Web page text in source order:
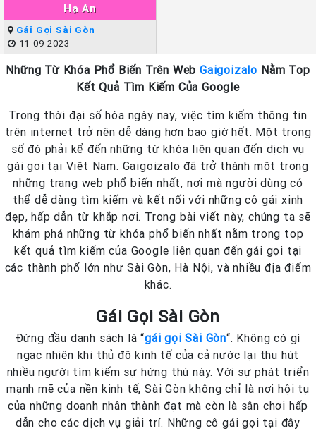
Hạ An
Gái Gọi Sài Gòn
11-09-2023
Những Từ Khóa Phổ Biến Trên WebGaigoizalo Nằm Top
Kết Quả Tìm Kiếm Của Google
Trong thời đại số hóa ngày nay, việc tìm kiếm thông tin
trên internet trở nên dễ dàng hơn bao giờ hết. Một trong
số đó phải kể đến những từ khóa liên quan đến dịch vụ
gái gọi tại Việt Nam. Gaigoizalo đã trở thành một trong
những trang web phổ biến nhất, nơi mà người dùng có
thể dễ dàng tìm kiếm và kết nối với những cô gái xinh
đẹp, hấp dẫn từ khắp nơi. Trong bài viết này, chúng ta sẽ
khám phá những từ khóa phổ biến nhất nằm trong top
kết quả tìm kiếm của Google liên quan đến gái gọi tại
các thành phố lớn như Sài Gòn, Hà Nội, và nhiều địa điểm
khác.
Gái Gọi Sài Gòn
Đứng đầu danh sách là “gái gọi Sài Gòn“. Không có gì
ngạc nhiên khi thủ đô kinh tế của cả nước lại thu hút
nhiều người tìm kiếm sự hứng thú này. Với sự phát triển
mạnh mẽ của nền kinh tế, Sài Gòn không chỉ là nơi hội tụ
của những doanh nhân thành đạt mà còn là sân chơi hấp
dẫn cho các dịch vụ giải trí. Những cô gái gọi tại đây